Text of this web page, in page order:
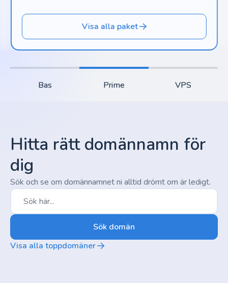
Visa alla paket
Bas Prime VPS
Hitta rätt domännamn för
dig
Sök och se om domännamnet ni alltid drömt om är ledigt.
Sök domän
Visa alla toppdomäner